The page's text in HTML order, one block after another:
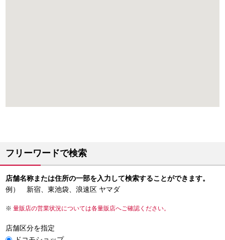
フリーワードで検索
店舗名称または住所の一部を入力して検索することができます。
例） 新宿、東池袋、浪速区 ヤマダ
量販店の営業状況については各量販店へご確認ください。
店舗区分を指定